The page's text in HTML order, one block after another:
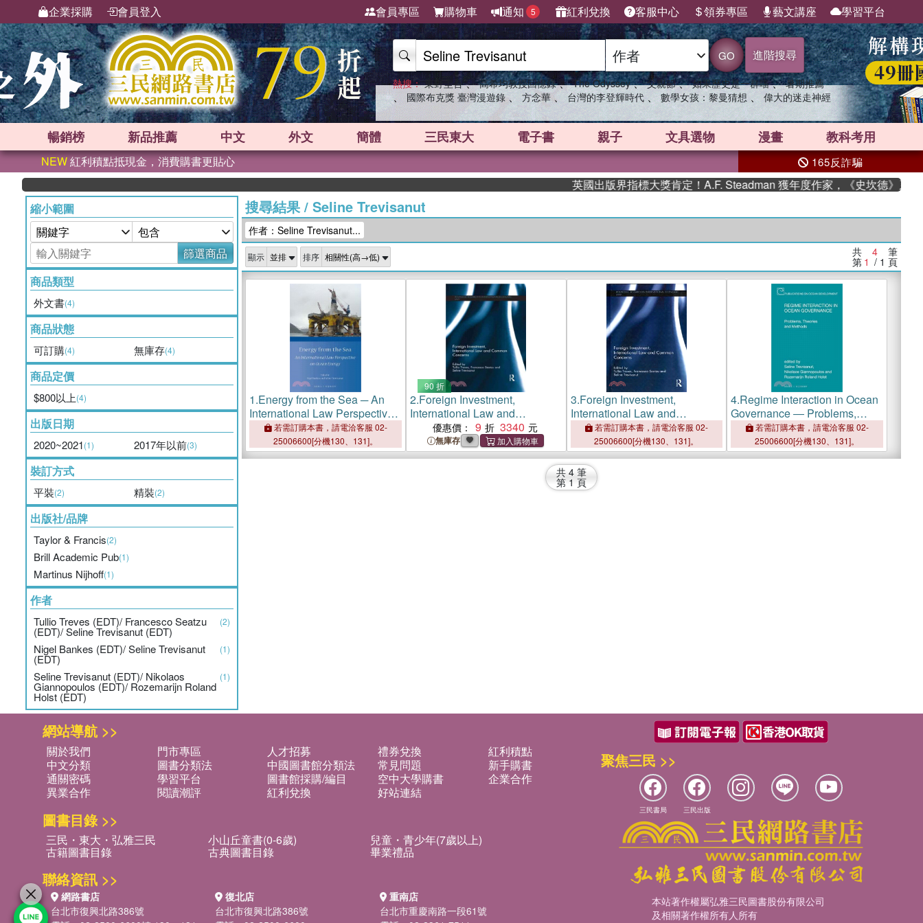
企業採購 會員登入 會員專區 購物車 通知 5 紅利兌換 客服中心 領券專區 藝文講座 學習平台
GO 進階搜尋
熱搜： 東野圭吾 、 高希均教授回憶錄 、 The Odyssey 、 父親節 、 如果歷史是一群喵 、 暑期推薦
、 國際布克獎 臺灣漫遊錄 、 方念華 、 台灣的李登輝時代 、 數學女孩：黎曼猜想 、 偉大的迷走神經
暢銷榜 新品推薦 中文 外文 簡體 三民東大 電子書 親子 文具選物 漫畫 教科考用
NEW紅利積點抵現金，消費購書更貼心 165反詐騙
英國出版界指標大獎肯定！A.F. Steadman 獲年度作家，《史坎德》系列帶
縮小範圍
篩選商品
商品類型
外文書(4)
商品狀態
可訂購(4) 無庫存(4)
商品定價
$800以上(4)
出版日期
2020~2021(1) 2017年以前(3)
裝訂方式
平裝(2) 精裝(2)
出版社/品牌
Taylor & Francis(2)
Brill Academic Pub(1)
Martinus Nijhoff(1)
作者
Tullio Treves (EDT)/ Francesco Seatzu
(EDT)/ Seline Trevisanut (EDT)
(2)
Nigel Bankes (EDT)/ Seline Trevisanut
(EDT)
(1)
Seline Trevisanut (EDT)/ Nikolaos
Giannopoulos (EDT)/ Rozemarijn Roland
Holst (EDT)
(1)
搜尋結果/ Seline Trevisanut
作者：Seline Trevisanut...
顯示 排序 共 4 筆
第 1 / 1 頁
1.Energy from the Sea ─ An
International Law Perspective
on Ocean Energy
若需訂購本書，請電洽客服 02-
25006600[分機130、131]。
90 折
2.Foreign Investment,
International Law and
Common Concerns
優惠價： 9 3340
無庫存
3.Foreign Investment,
International Law and
Common Concerns
若需訂購本書，請電洽客服 02-
25006600[分機130、131]。
4.Regime Interaction in Ocean
Governance ― Problems,
Theories and Methods
若需訂購本書，請電洽客服 02-
25006600[分機130、131]。
共 4 筆
第 1 頁
網站導航 >>
關於我們 門市專區 人才招募 禮券兌換
紅利積點
中文分類
圖書分類法 中國圖書館分類法 常見問題
新手購書
通關密碼
學習平台 圖書館採購/編目 空中大學購書
企業合作
異業合作
閱讀潮評 紅利兌換 好站連結
圖書目錄 >>
三民・東大・弘雅三民 小山丘童書(0-6歲) 兒童・青少年(7歲以上)
古籍圖書目錄 古典圖書目錄 畢業禮品
聯絡資訊 >>
網路書店
台北市復興北路386號
復北店
台北市復興北路386號
重南店
台北市重慶南路一段61號
聚焦三民 >>
三民書局 三民出版
本站著作權屬弘雅三民圖書股份有限公司
及相關著作權所有人所有